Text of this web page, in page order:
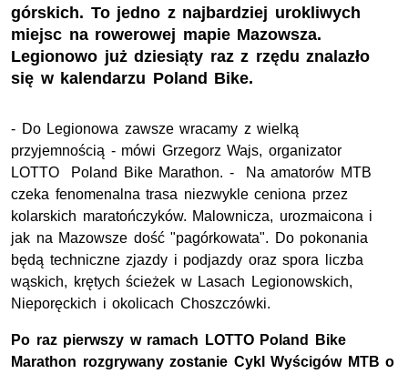
górskich. To jedno z najbardziej urokliwych
miejsc na rowerowej mapie Mazowsza.
Legionowo już dziesiąty raz z rzędu znalazło
się w kalendarzu Poland Bike.
- Do Legionowa zawsze wracamy z wielką
przyjemnością - mówi Grzegorz Wajs, organizator
LOTTO Poland Bike Marathon. - Na amatorów MTB
czeka fenomenalna trasa niezwykle ceniona przez
kolarskich maratończyków. Malownicza, urozmaicona i
jak na Mazowsze dość "pagórkowata". Do pokonania
będą techniczne zjazdy i podjazdy oraz spora liczba
wąskich, krętych ścieżek w Lasach Legionowskich,
Nieporęckich i okolicach Choszczówki.
Po raz pierwszy w ramach LOTTO Poland Bike
Marathon rozgrywany zostanie Cykl Wyścigów MTB o